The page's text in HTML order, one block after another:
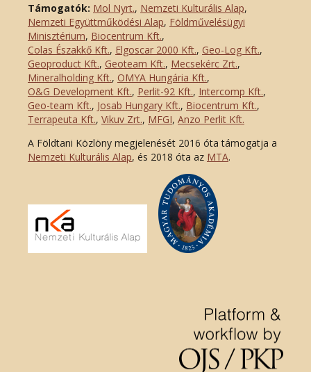
Támogatók: Mol Nyrt., Nemzeti Kulturális Alap,
Nemzeti Együttműködési Alap, Földművelésügyi
Minisztérium, Biocentrum Kft.,
Colas Északkő Kft., Elgoscar 2000 Kft., Geo-Log Kft.,
Geoproduct Kft., Geoteam Kft., Mecsekérc Zrt.,
Mineralholding Kft., OMYA Hungária Kft.,
O&G Development Kft., Perlit-92 Kft., Intercomp Kft.,
Geo-team Kft., Josab Hungary Kft., Biocentrum Kft.,
Terrapeuta Kft., Vikuv Zrt., MFGI, Anzo Perlit Kft.
A Földtani Közlöny megjelenését 2016 óta támogatja a
Nemzeti Kulturális Alap, és 2018 óta az MTA.